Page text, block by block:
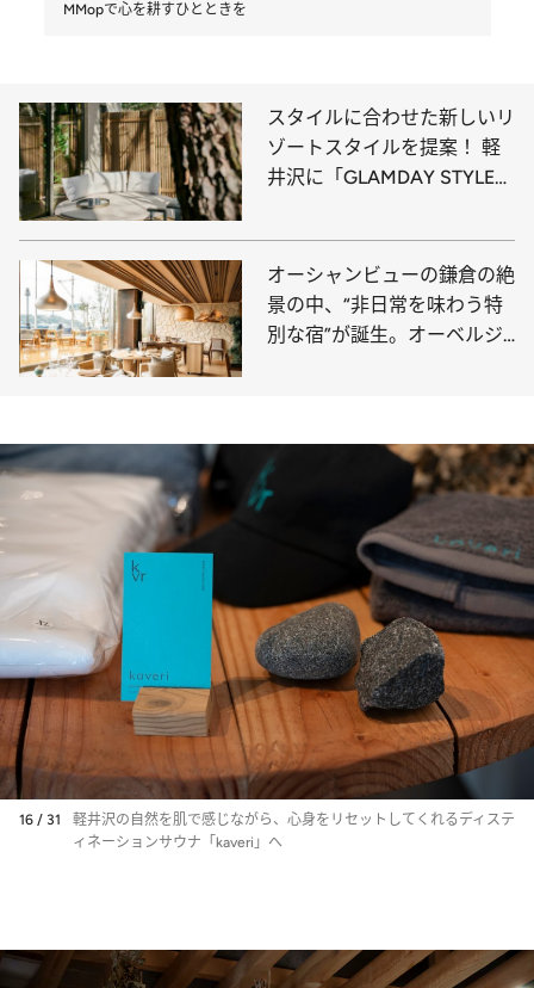
MMopで心を耕すひとときを
スタイルに合わせた新しいリ
ゾートスタイルを提案！ 軽
井沢に「GLAMDAY STYLE
オーシャンビューの鎌倉の絶
景の中、“非日常を味わう特
別な宿”が誕生。オーベルジ
16 / 31
軽井沢の自然を肌で感じながら、心身をリセットしてくれるディステ
ィネーションサウナ「kaveri」へ